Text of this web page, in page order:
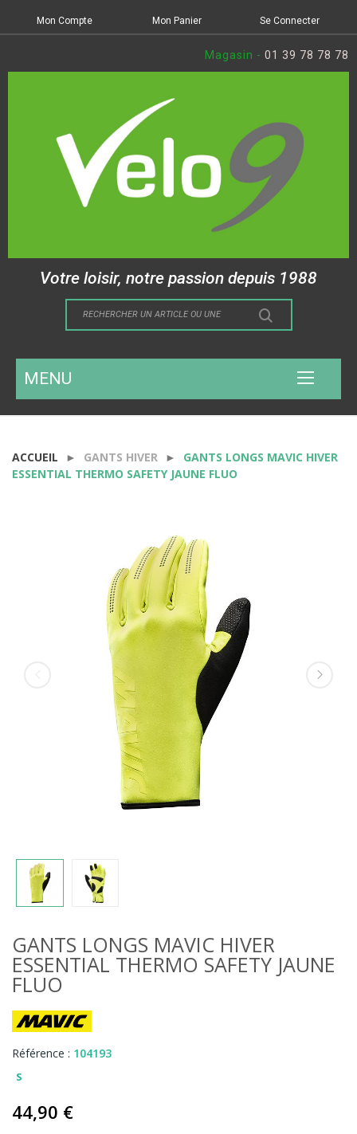
Mon Compte Mon Panier Se Connecter
Magasin - 01 39 78 78 78
Votre loisir, notre passion depuis 1988
MENU
ACCUEIL GANTS HIVER
GANTS LONGS MAVIC HIVER
ESSENTIAL THERMO SAFETY JAUNE FLUO
GANTS LONGS MAVIC HIVER
ESSENTIAL THERMO SAFETY JAUNE
FLUO
Référence : 104193
S
44,90 €